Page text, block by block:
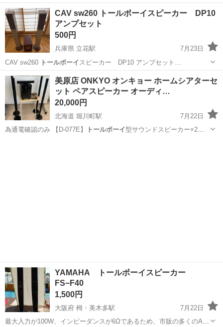
ーイ型スピーカー・… カー構成 ・トールボーイ型 ・ホーム…
NS225F#トールボーイスピーカー#ホ…
沖縄 浦添市 アクセサリー
CAV sw260 トールボーイスピーカー DP10
アンプセット
500円
兵庫県 立花駅
7月23日
CAV sw260 トールボーイ スピーカー DP10 アンプセット…
兵庫 尼崎市 立花駅
美原店 ONKYO オンキョー ホームシアターセ
ット ペアスピーカー オーディ…
20,000円
北海道 堀川町駅
7月22日
為通電確認のみ 【D-077E】
トールボーイ型サウンドスピーカー×2セ
YAMAHA トールボーイスピーカー
FS−F40
1,500円
大阪府 栂・美木多駅
7月22日
最大入力が100W、インピーダンスが6Ωであるため、市販の多くのAV